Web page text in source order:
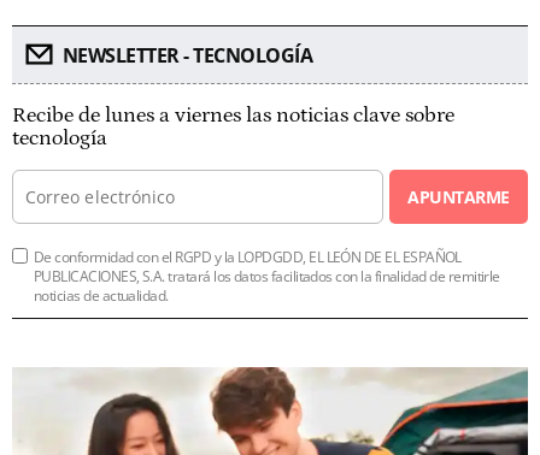
NEWSLETTER - TECNOLOGÍA
Recibe de lunes a viernes las noticias clave sobre
tecnología
APUNTARME
De conformidad con el RGPD y la LOPDGDD, EL LEÓN DE EL ESPAÑOL
PUBLICACIONES, S.A. tratará los datos facilitados con la finalidad de remitirle
noticias de actualidad.